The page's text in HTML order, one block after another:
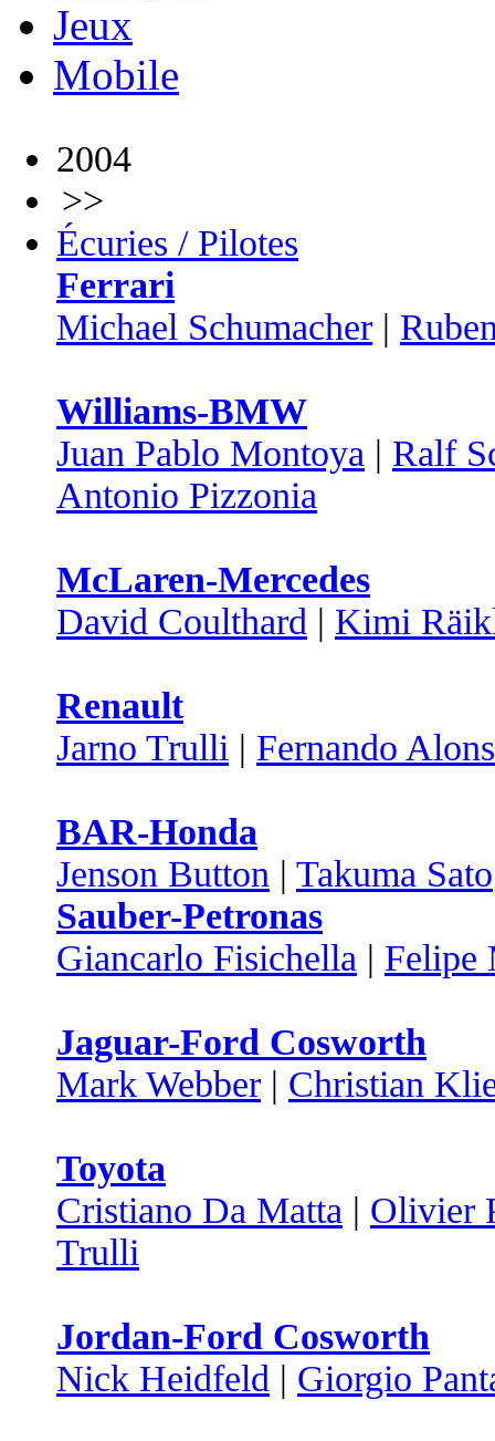
Jeux
Mobile
2004
>>
Écuries / Pilotes
Ferrari
Michael Schumacher |
Williams-BMW
Juan Pablo Montoya | Ralf
Antonio Pizzonia
McLaren-Mercedes
David Coulthard | Kimi
Renault
Jarno Trulli | Fernando
BAR-Honda
Jenson Button | Takuma Sato
Sauber-Petronas
Giancarlo Fisichella | Felipe
Jaguar-Ford Cosworth
Mark Webber | Christian
Toyota
Cristiano Da Matta | Olivier
Trulli
Jordan-Ford Cosworth
Nick Heidfeld | Giorgio